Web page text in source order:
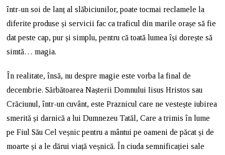
într-un soi de lanț al slăbiciunilor, poate tocmai reclamele la
diferite produse și servicii fac ca traficul din marile orașe să fie
dat peste cap, pur și simplu, pentru că toată lumea își dorește să
simtă… magia.
În realitate, însă, nu despre magie este vorba la final de
decembrie. Sărbătoarea Nașterii Domnului Iisus Hristos sau
Crăciunul, într-un cuvânt, este Praznicul care ne vestește iubirea
smerită și darnică a lui Dumnezeu Tatăl, Care a trimis în lume
pe Fiul Său Cel veșnic pentru a mântui pe oameni de păcat și de
moarte și a le dărui viață veșnică. În ciuda semnificației sale